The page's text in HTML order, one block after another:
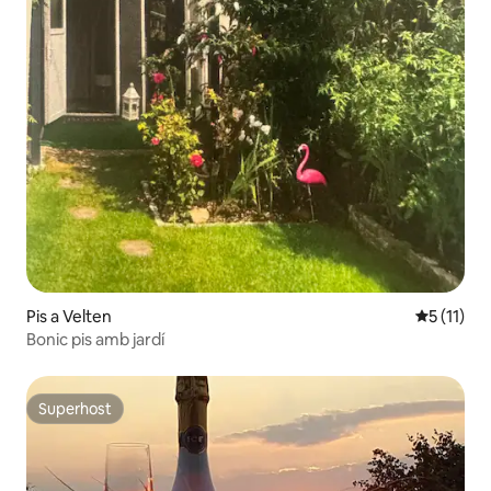
Pis a Velten 5 de
5 (11)
Bonic pis amb jardí
Superhost
Superhost